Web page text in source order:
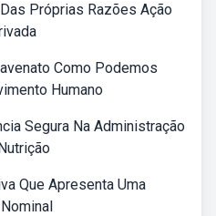
Próprias Razões Ação
Como Podemos
Humano
Segura Na Administração
Que Apresenta Uma